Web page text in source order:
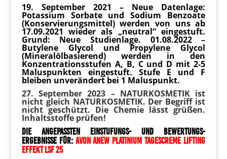
19. September 2021 – Neue Datenlage:
Potassium Sorbate und Sodium Benzoate
(Konservierungsmittel) werden von uns ab
17.09.2021 wieder als „neutral“ eingestuft.
Grund: Neue Studienlage. 01.08.2022 –
Butylene Glycol und Propylene Glycol
(Mineralölbasierend) werden in den
Konzentrationsstufen A, B, C und D mit 2-5
Maluspunkten eingestuft. Stufe E und F
bleiben unverändert bei 1 Maluspunkt.
27. September 2023 – NATURKOSMETIK ist
nicht gleich NATURKOSMETIK. Der Begriff ist
nicht geschützt. Die Chemie lässt grüßen.
Inhaltsstoffe prüfen!
Die angepassten Einstufungs- und Bewertungs-
Ergebnisse für: AVON Anew Platinium Tagescreme Lifting
Effekt LSF 25